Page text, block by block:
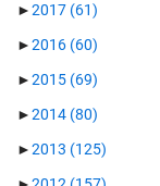
►2017 (61)
►2016 (60)
►2015 (69)
►2014 (80)
►2013 (125)